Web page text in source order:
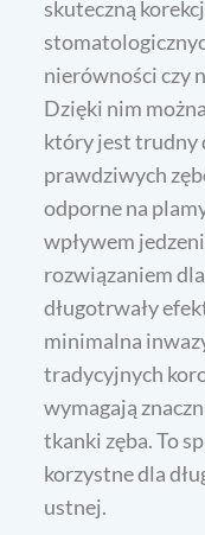
skuteczną
nierówności czy
Dzięki nim
który jest trudny
prawdziwych
odporne na
wpływem
rozwiązaniem
długotrwały
minimalna
tradycyjnych
wymagają
tkanki zęba. To
korzystne dla
ustnej.